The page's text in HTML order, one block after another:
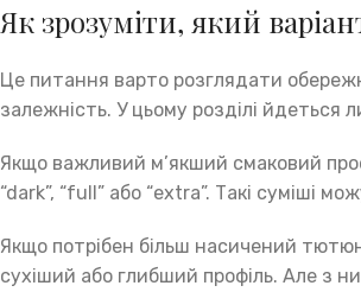
Як зрозуміти, який
Це питання варто розглядати
залежність. У цьому розділі йдеться
Якщо важливий м’якший смаковий
“dark”, “full” або “extra”. Такі суміші
Якщо потрібен більш насичений
сухіший або глибший профіль. Але з